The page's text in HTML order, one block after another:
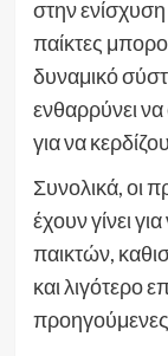
στην
παίκτες
δυναμικό
ενθαρρύνει
για να
Συνολικά, οι
έχουν γίνει
παικτών,
και λιγότερο